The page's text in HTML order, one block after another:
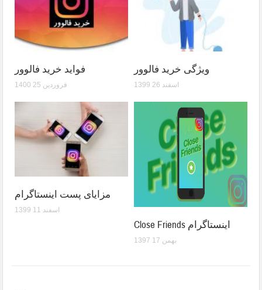
فواید خرید فالوور
1400 فروردین 25
ویژگی خرید فالوور
1399 اسفند 26
مزایای پست اینستاگرام
1399 اسفند 11
Close Friends اینستاگرام
1397 بهمن 17